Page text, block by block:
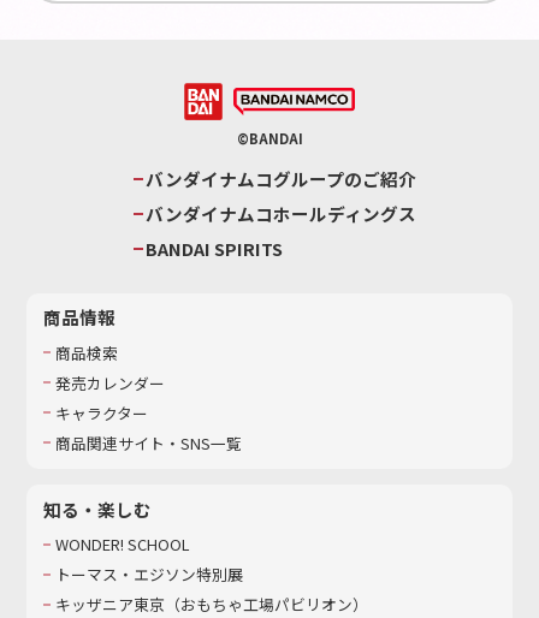
©BANDAI
バンダイナムコグループのご紹介
バンダイナムコホールディングス
BANDAI SPIRITS
商品情報
商品検索
発売カレンダー
キャラクター
商品関連サイト・SNS一覧
知る・楽しむ
WONDER! SCHOOL
トーマス・エジソン特別展
キッザニア東京（おもちゃ工場パビリオン）​